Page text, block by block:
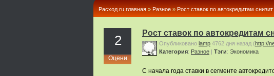
Расход.ru главная » Pазное » Рост ставок по автокредитам
2
Оцени
Рост ставок по автокредитам
Опубликовано lamp 4762 дня назад (http://
Категория: Pазное | Тэги: Экономика
С начала года ставки в сегменте